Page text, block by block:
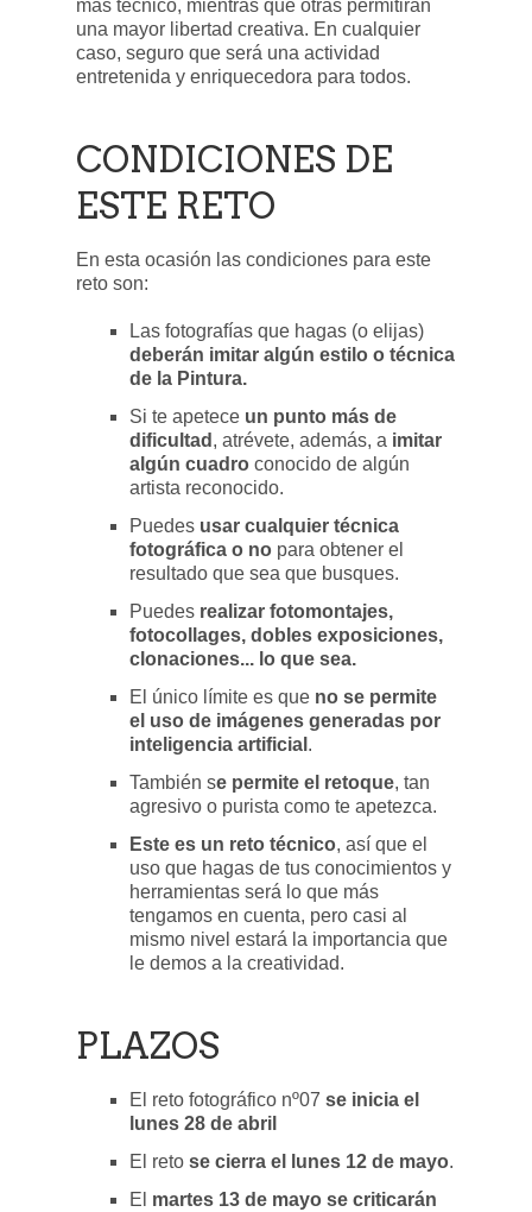
más técnico, mientras que otras permitirán
una mayor libertad creativa. En cualquier
caso, seguro que será una actividad
entretenida y enriquecedora para todos.
CONDICIONES DE
ESTE RETO
En esta ocasión las condiciones para este
reto son:
Las fotografías que hagas (o elijas)
deberán imitar algún estilo o técnica
de la Pintura.
Si te apetece un punto más de
dificultad , atrévete, además, a imitar
algún cuadro conocido de algún
artista reconocido.
Puedes usar cualquier técnica
fotográfica o no para obtener el
resultado que sea que busques.
Puedes realizar fotomontajes,
fotocollages, dobles exposiciones,
clonaciones... lo que sea.
El único límite es que no se permite
el uso de imágenes generadas por
inteligencia artificial .
También se permite el retoque, tan
agresivo o purista como te apetezca.
Este es un reto técnico, así que el
uso que hagas de tus conocimientos y
herramientas será lo que más
tengamos en cuenta, pero casi al
mismo nivel estará la importancia que
le demos a la creatividad.
PLAZOS
El reto fotográfico nº07 se inicia el
lunes 28 de abril
El reto se cierra el lunes 12 de mayo.
El martes 13 de mayo se criticarán